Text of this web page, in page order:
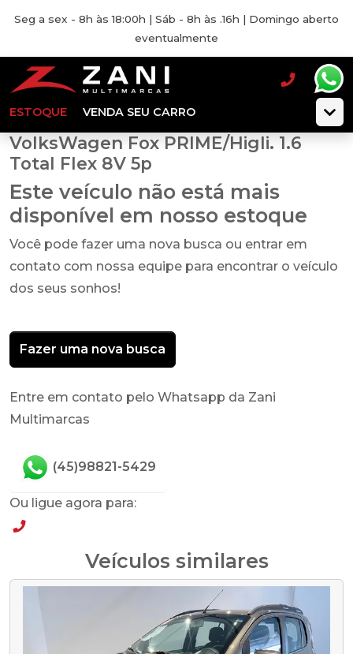
Seg a sex - 8h às 18:00h | Sáb - 8h às .16h | Domingo aberto
eventualmente
ESTOQUE VENDA SEU CARRO
VolksWagen Fox PRIME/Higli. 1.6
Total Flex 8V 5p
Este veículo não está mais
disponível em nosso estoque
Você pode fazer uma nova busca ou entrar em
contato com nossa equipe para encontrar o veículo
dos seus sonhos!
Fazer uma nova busca
Entre em contato pelo Whatsapp da Zani
Multimarcas
(45)98821-5429
Ou ligue agora para:
Veículos similares